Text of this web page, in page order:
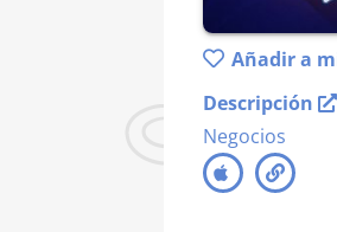
Añadir a
Descripción
Negocios